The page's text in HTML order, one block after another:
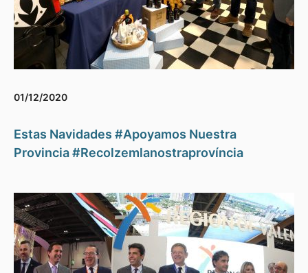
01/12/2020
Estas Navidades #Apoyamos Nuestra
Provincia #Recolzemlanostraprovíncia